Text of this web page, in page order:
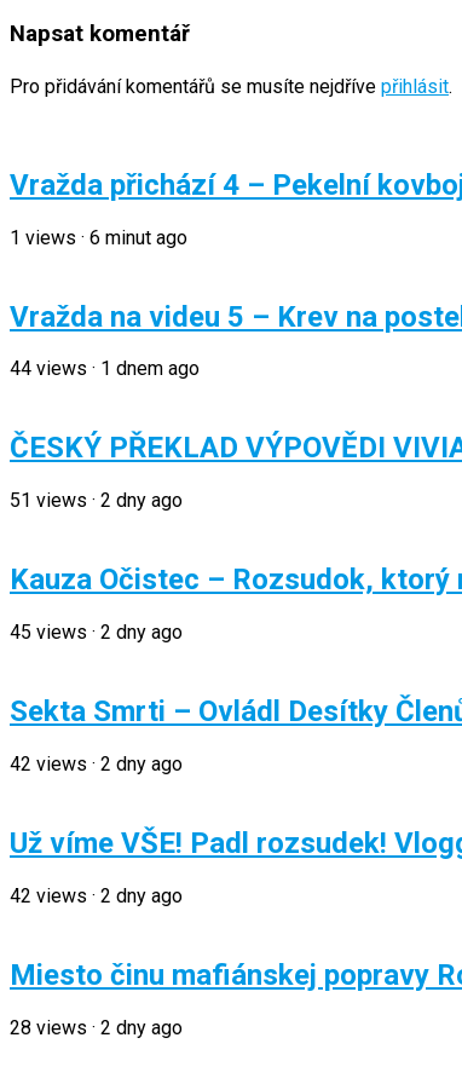
Napsat komentář
Pro přidávání komentářů se musíte nejdříve přihlásit.
Vražda přichází 4 – Pekelní
1 views · 6 minut ago
Vražda na videu 5 – Krev na
44 views · 1 dnem ago
ČESKÝ PŘEKLAD VÝPOVĚDI
51 views · 2 dny ago
Kauza Očistec – Rozsudok, ktorý
45 views · 2 dny ago
Sekta Smrti – Ovládl Desítky
42 views · 2 dny ago
Už víme VŠE! Padl rozsudek!
42 views · 2 dny ago
Miesto činu mafiánskej popravy
28 views · 2 dny ago